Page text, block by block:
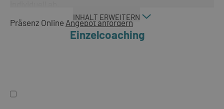
INHALT ERWEITERN
Präsenz Online Angebot anfordern
Einzelcoaching